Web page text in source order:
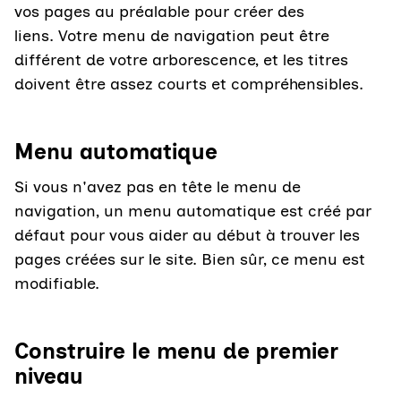
vos pages au préalable pour créer des
liens. Votre menu de navigation peut être
différent de votre arborescence, et les titres
doivent être assez courts et compréhensibles.
Menu automatique
Si vous n'avez pas en tête le menu de
navigation, un menu automatique est créé par
défaut pour vous aider au début à trouver les
pages créées sur le site. Bien sûr, ce menu est
modifiable.
Construire le menu de premier
niveau